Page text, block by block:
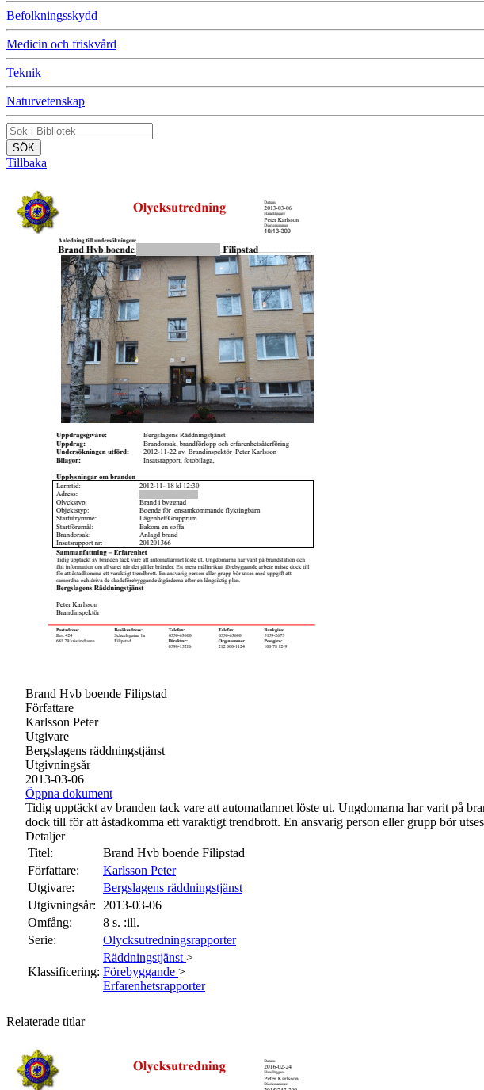
Befolkningsskydd
Medicin och friskvård
Teknik
Naturvetenskap
Tillbaka
Brand Hvb boende Filipstad
Författare
Karlsson Peter
Utgivare
Bergslagens räddningstjänst
Utgivningsår
2013-03-06
Öppna dokument
Tidig upptäckt av branden tack vare att automatlarmet löste ut. Ungdomarna har varit på
dock till för att åstadkomma ett varaktigt trendbrott. En ansvarig person eller grupp bör
Detaljer
Titel:
Brand Hvb boende Filipstad
Författare:
Karlsson Peter
Utgivare:
Bergslagens räddningstjänst
Utgivningsår:
2013-03-06
Omfång:
8 s. :ill.
Serie:
Olycksutredningsrapporter
Klassificering:
Räddningstjänst >
Förebyggande >
Erfarenhetsrapporter
Relaterade titlar